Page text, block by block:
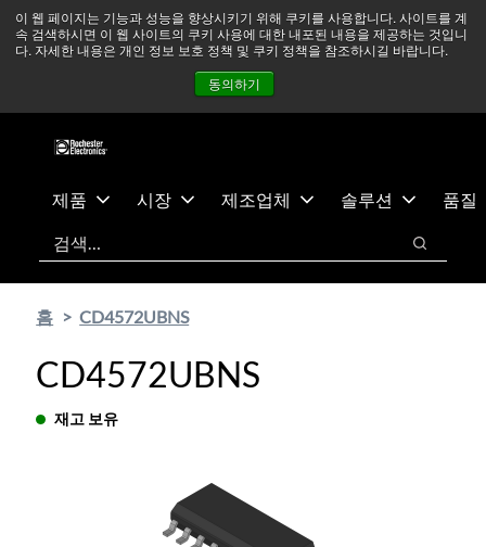
이 웹 페이지는 기능과 성능을 향상시키기 위해 쿠키를 사용합니다. 사이트를 계
속 검색하시면 이 웹 사이트의 쿠키 사용에 대한 내포된 내용을 제공하는 것입니
다. 자세한 내용은 개인 정보 보호 정책 및 쿠키 정책을 참조하시길 바랍니다.
동의하기
츠
건
중동 지역 상황을 지속적으로 주시하고 있으며, 모든 서비스는
정상적으로 운영되고 있습니다. 더 읽어보기 →
뉴스
문의하기
제품 시장 제조업체 솔루션
품질
검색
검색
홈 CD4572UBNS
CD4572UBNS
재고 보유